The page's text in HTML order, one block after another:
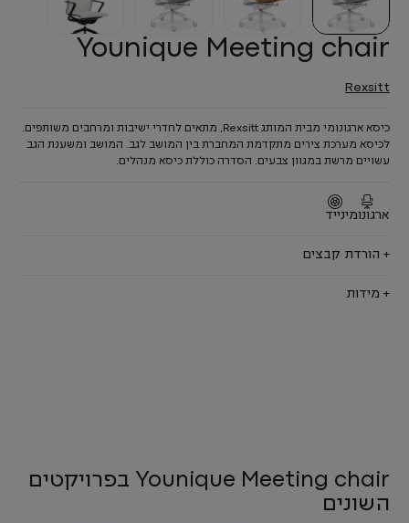
Younique Meeting chair
Rexsitt
כיסא ארגונומי מבית המותג Rexsitt, מתאים לחדרי ישיבות ומרחבים משותפים.
לכיסא מערכת צירים מתקדמת המחברת בין המושב לגב. המושב ומשענת הגב
עשויים מרשת במגוון צבעים. הסדרה כוללת כיסא מנהלים.
ארגונומינייד
+ הורדת קבצים
+ מידות
Younique Meeting chair בפרויקטים
השונים